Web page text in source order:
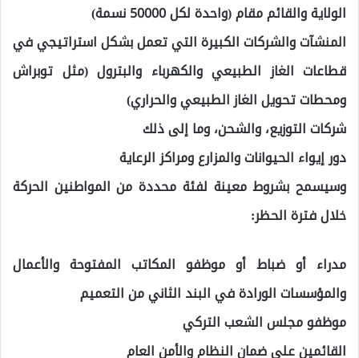
الولاية والقائم مقام (واحدة لكل 50000 نسمة)
المنشآت والشركات الكبيرة التي تعمل بشكل استراتيجي في
قطاعات الغاز الطبيعي والكهرباء والبترول (مثل توبراش
ومحطات تحويل الغاز الطبيعي والحراري)
شركات التوزيع، والشحن، وما إلى ذلك
دور إيواء الحيوانات والمزارع ومراكز الرعاية
وسيسمح بشروط معينة لفئة محددة من المواطنين الحركة
خلال فترة الحظر:
مدراء أو ضباط أو موظفو المكاتب المفتوحة والأعمال
والمؤسسات الورادة في البند الثاني من التعميم
موظفو مجلس الشعب التركي
القائمين على ضمان النظام والأمن العام